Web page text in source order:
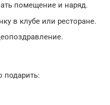
помещение и наряд.
в клубе или ресторане.
подарить: